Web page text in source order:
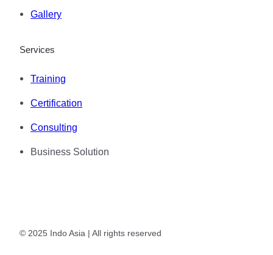
Gallery
Services
Training
Certification
Consulting
Business Solution
© 2025 Indo Asia | All rights reserved